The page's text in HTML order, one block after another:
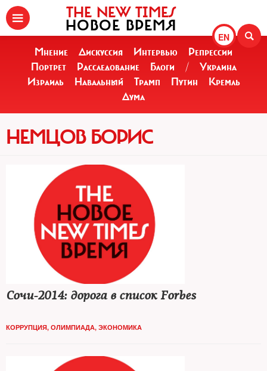
EN
THE NEW TIMES
НОВОЕ ВРЕМЯ
Мнение Дискуссия Интервью
Репрессии
Портрет
Расследование Блоги /
Украина
Израиль
Навальный Трамп Путин
Кремль
Дума
НЕМЦОВ БОРИС
Сочи-2014: дорога в список Forbes
КОРРУПЦИЯ, ОЛИМПИАДА, ЭКОНОМИКА